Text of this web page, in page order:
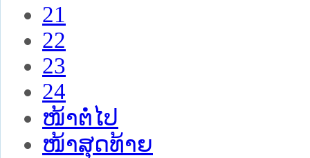
21
22
23
24
ໜ້າຕໍ່ໄປ
ໜ້າສຸດທ້າຍ